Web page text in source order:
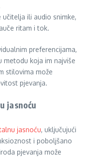
učitelja ili audio snimke,
ritam i tok.
preferencijama,
metodu koja im najviše
stilovima može
pjevanja.
jasnoću
jasnoću, uključujući
i poboljšano
pjevanja može